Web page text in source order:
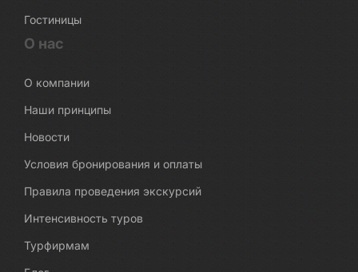
Гостиницы
О нас
О компании
Наши принципы
Новости
Условия бронирования и оплаты
Правила проведения экскурсий
Интенсивность туров
Турфирмам